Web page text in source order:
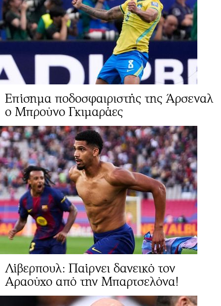
Επίσημα ποδοσφαιριστής της Άρσεναλ
ο Μπρούνο Γκιμαράες
Λίβερπουλ: Παίρνει δανεικό τον
Αραούχο από την Μπαρτσελόνα!